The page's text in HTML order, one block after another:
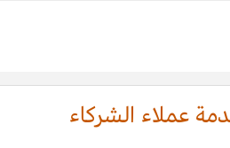
عملاء الشركاء